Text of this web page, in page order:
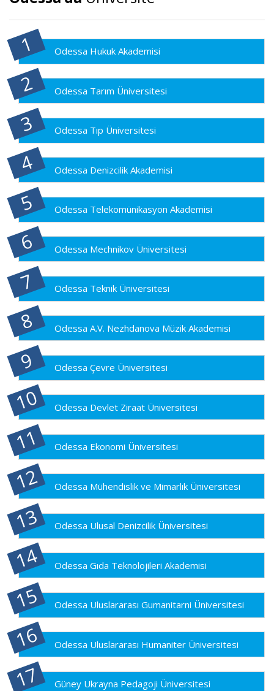
Odessa Hukuk Akademisi
Odessa Tarım Üniversitesi
Odessa Tıp Üniversitesi
Odessa Denizcilik Akademisi
Odessa Telekomünikasyon Akademisi
Odessa Mechnikov Üniversitesi
Odessa Teknik Üniversitesi
Odessa A.V. Nezhdanova Müzik Akademisi
Odessa Çevre Üniversitesi
Odessa Devlet Ziraat Üniversitesi
Odessa Ekonomi Üniversitesi
Odessa Mühendislik ve Mimarlık Üniversitesi
Odessa Ulusal Denizcilik Üniversitesi
Odessa Gıda Teknolojileri Akademisi
Odessa Uluslararası Gumanitarni Üniversitesi
Odessa Uluslararası Humaniter Üniversitesi
Güney Ukrayna Pedagoji Üniversitesi